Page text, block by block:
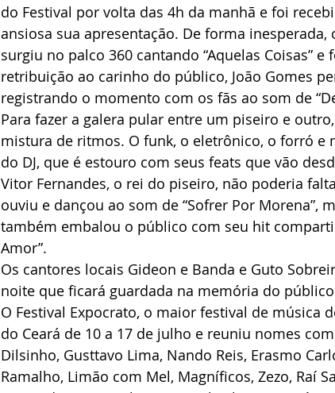
do Festival por volta das 4h da manhã e foi
ansiosa sua apresentação. De forma
surgiu no palco 360 cantando “Aquelas Coisas”
retribuição ao carinho do público, João Gomes
registrando o momento com os fãs ao som de
Para fazer a galera pular entre um piseiro e
mistura de ritmos. O funk, o eletrônico, o forró
do DJ, que é estouro com seus feats que vão
Vitor Fernandes, o rei do piseiro, não poderia
ouviu e dançou ao som de “Sofrer Por Morena”,
também embalou o público com seu hit
Amor”.
Os cantores locais Gideon e Banda e Guto
noite que ficará guardada na memória do
O Festival Expocrato, o maior festival de música
do Ceará de 10 a 17 de julho e reuniu nomes
Dilsinho, Gusttavo Lima, Nando Reis, Erasmo
Ramalho, Limão com Mel, Magníficos, Zezo, Raí